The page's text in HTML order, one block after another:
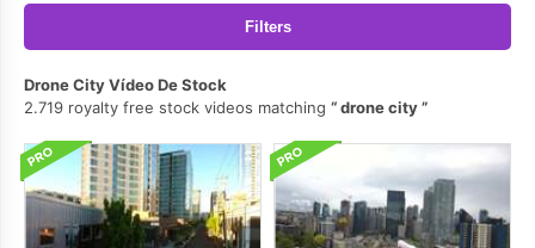
Filters
Drone City Vídeo De Stock
2.719 royalty free stock videos matching
drone city